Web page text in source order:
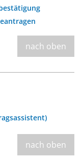
nach oben
nach oben